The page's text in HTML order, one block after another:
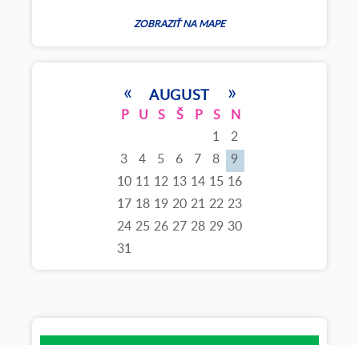
ZOBRAZIŤ NA MAPE
AUGUST
« »
P U S Š P S
N
1
2
3
4 5 6 7 8
9
10 11 12 13 14 15 16
17 18 19 20 21 22 23
24 25 26 27 28 29 30
31